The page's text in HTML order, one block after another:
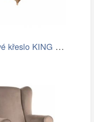
Ratanové křeslo KING ušák - tmavý med